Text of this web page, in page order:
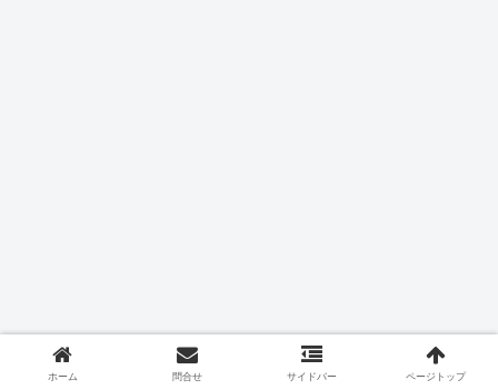
ホーム 問合せ サイドバー ページトップ